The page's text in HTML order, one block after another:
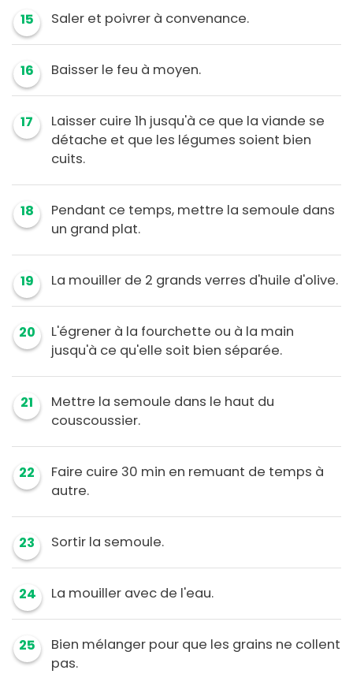
15 Saler et poivrer à convenance.
16 Baisser le feu à moyen.
17
Laisser cuire 1h jusqu'à ce que la viande se
détache et que les légumes soient bien
cuits.
18
Pendant ce temps, mettre la semoule dans
un grand plat.
19 La mouiller de 2 grands verres d'huile d'olive.
20
L'égrener à la fourchette ou à la main
jusqu'à ce qu'elle soit bien séparée.
21
Mettre la semoule dans le haut du
couscoussier.
22
Faire cuire 30 min en remuant de temps à
autre.
23 Sortir la semoule.
24 La mouiller avec de l'eau.
25
Bien mélanger pour que les grains ne collent
pas.